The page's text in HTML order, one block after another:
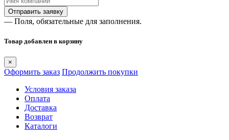
— Поля, обязательные для заполнения.
Товар добавлен в корзину
×
Оформить заказ Продолжить покупки
Условия заказа
Оплата
Доставка
Возврат
Каталоги